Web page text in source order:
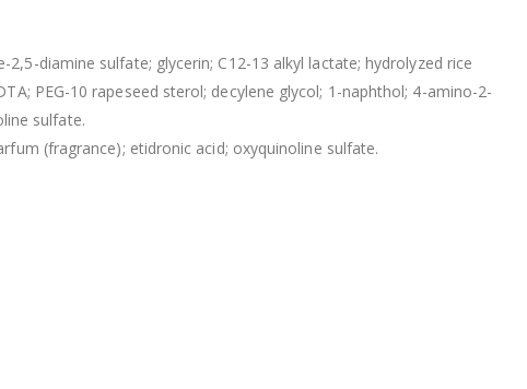
diamine sulfate; glycerin; C12-13 alkyl lactate; hydrolyzed rice
PEG-10 rapeseed sterol; decylene glycol; 1-naphthol; 4-amino-2-
sulfate.
(fragrance); etidronic acid; oxyquinoline sulfate.